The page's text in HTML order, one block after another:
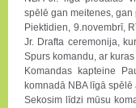
spēlē gan meitenes, gan
Piektidien, 9.novembrī,
Jr. Drafta ceremonija,
Spurs komandu, ar
Komandas kapteine
komnadā NBA līgā
Sekosim līdzi mūsu